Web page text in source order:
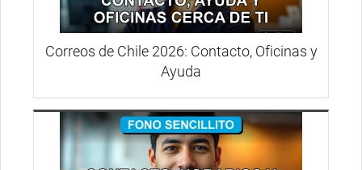
Correos de Chile 2026: Contacto, Oficinas y
Ayuda